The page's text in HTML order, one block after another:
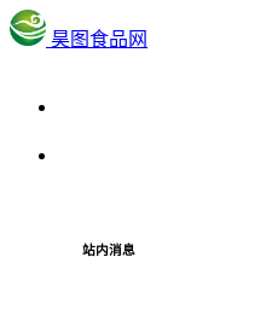
昊图食品网
站内消息